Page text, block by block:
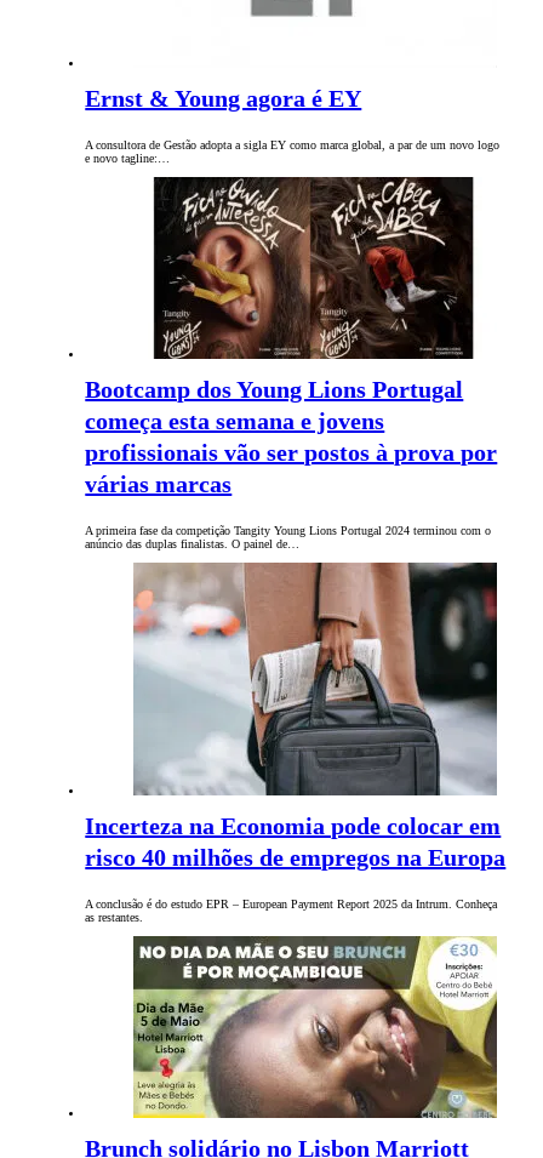
Ernst & Young agora é EY
A consultora de Gestão adopta a sigla EY como marca global, a par de um novo logo
e novo tagline:…
Bootcamp dos Young Lions Portugal
começa esta semana e jovens
profissionais vão ser postos à prova por
várias marcas
A primeira fase da competição Tangity Young Lions Portugal 2024 terminou com o
anúncio das duplas finalistas. O painel de…
Incerteza na Economia pode colocar em
risco 40 milhões de empregos na Europa
A conclusão é do estudo EPR – European Payment Report 2025 da Intrum. Conheça
as restantes.
Brunch solidário no Lisbon Marriott